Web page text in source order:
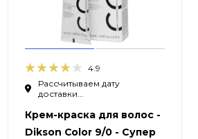
4.9
Рассчитываем дату
доставки...
Крем-краска для волос -
Dikson Color 9/0 - Супер